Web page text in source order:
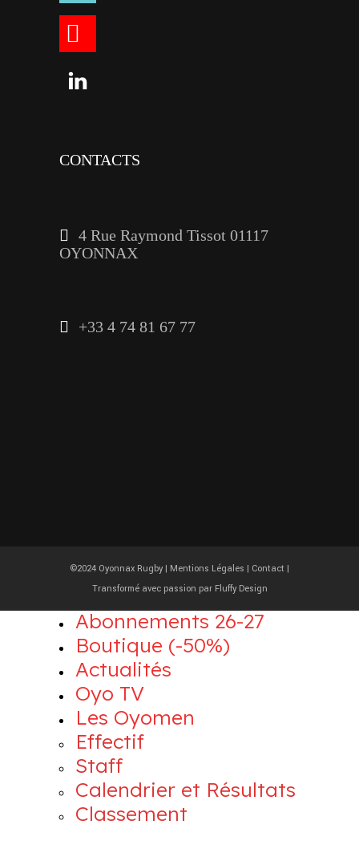
youtube
CONTACTS
4 Rue Raymond Tissot 01117
OYONNAX
+33 4 74 81 67 77
©2024 Oyonnax Rugby | Mentions Légales | Contact |
Transformé avec passion par Fluffy Design
Abonnements 26-27
Boutique (-50%)
Actualités
Oyo TV
Les Oyomen
Effectif
Staff
Calendrier et Résultats
Classement